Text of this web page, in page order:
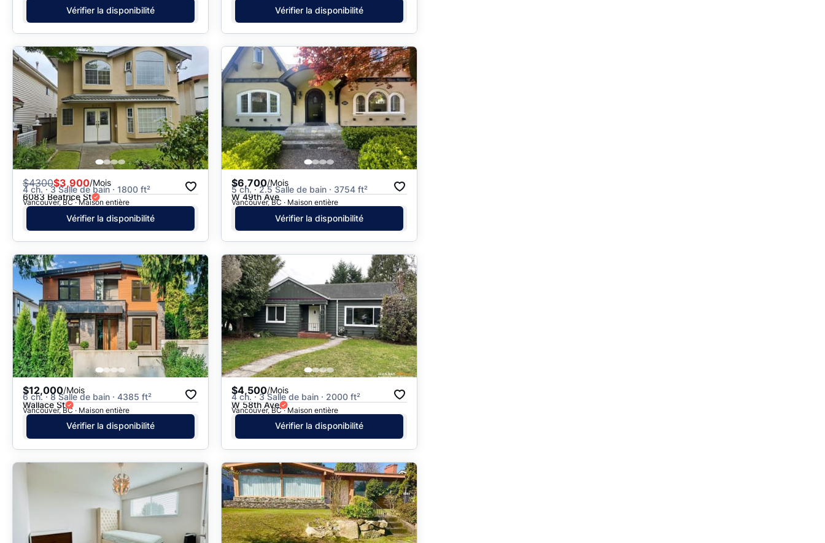
Vérifier la disponibilité Vérifier la disponibilité
$4300$3,900/Mois
4 ch. · 3 Salle de bain · 1800 ft²
6083 Beatrice St
Vancouver, BC · Maison entière
Vérifier la disponibilité
$6,700/Mois
5 ch. · 2.5 Salle de bain · 3754 ft²
W 49th Ave
Vancouver, BC · Maison entière
Vérifier la disponibilité
$12,000/Mois
6 ch. · 8 Salle de bain · 4385 ft²
Wallace St
Vancouver, BC · Maison entière
Vérifier la disponibilité
$4,500/Mois
4 ch. · 3 Salle de bain · 2000 ft²
W 58th Ave
Vancouver, BC · Maison entière
Vérifier la disponibilité